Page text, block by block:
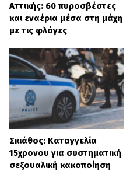
Αττικής: 60 πυροσβέστες
και εναέρια μέσα στη μάχη
με τις φλόγες
Σκιάθος: Καταγγελία
15χρονου για συστηματική
σεξουαλική κακοποίηση